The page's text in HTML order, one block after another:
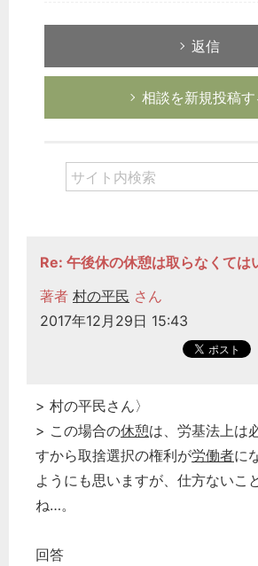
返信
相談を新規投稿す
Re: 午後休の休憩は取らなくては
著者 村の平民 さん
2017年12月29日 15:43
> 村の平民さん〉
> この場合の休憩は、労基法上は
すから取捨選択の権利が労働者に
ようにも思いますが、仕方ないこ
ね…。
回答